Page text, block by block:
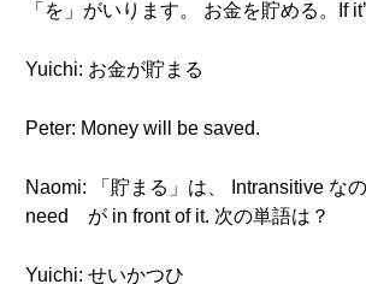
「を」がいります。 お金を貯める。If
Yuichi: お金が貯まる
Peter: Money will be saved.
Naomi: 「貯まる」は、 Intransitive な
need が in front of it. 次の単語は？
Yuichi: せいかつひ